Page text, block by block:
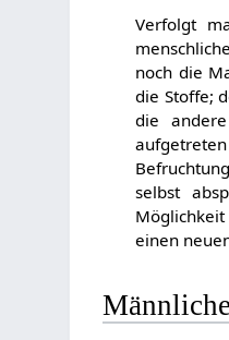
Verfolgt
noch die
die Stoffe;
die
selbst
einen